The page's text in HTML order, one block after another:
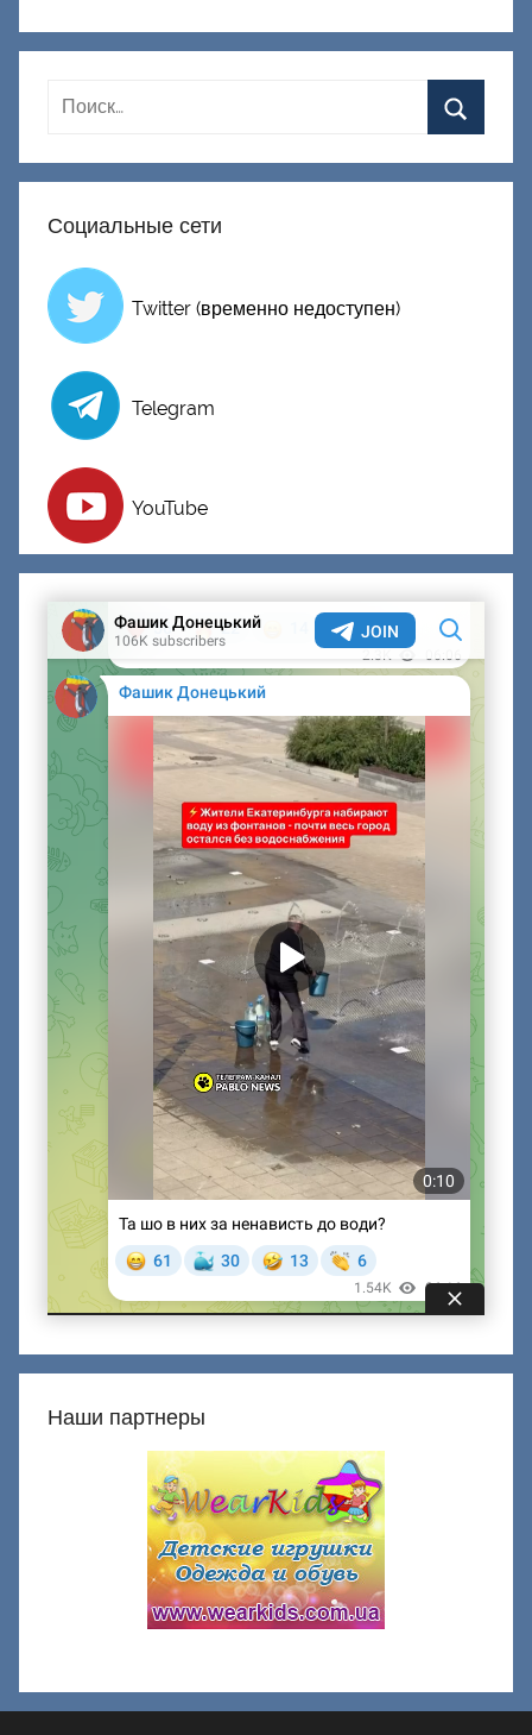
Социальные сети
Twitter (временно недоступен)
Telegram
YouTube
Наши партнеры